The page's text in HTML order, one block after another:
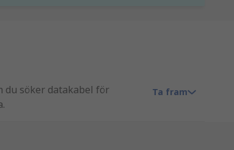
du söker datakabel för
Ta fram